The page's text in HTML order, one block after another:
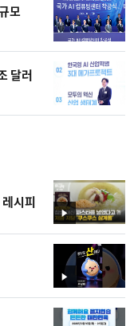
모
달러
영
상
시피
영
상